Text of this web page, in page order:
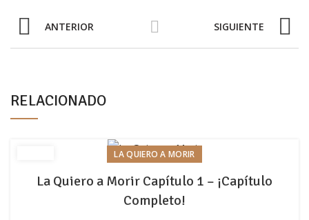
ANTERIOR SIGUIENTE
RELACIONADO
LA QUIERO A MORIR
La Quiero a Morir Capítulo 1 – ¡Capítulo
Completo!